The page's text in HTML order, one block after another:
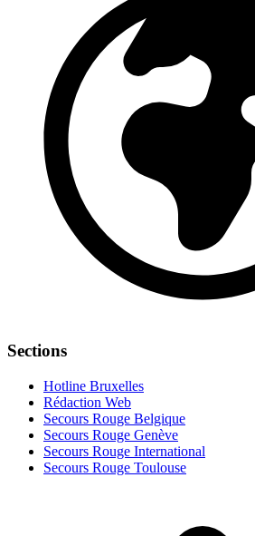
Sections
Hotline Bruxelles
Rédaction Web
Secours Rouge Belgique
Secours Rouge Genève
Secours Rouge International
Secours Rouge Toulouse